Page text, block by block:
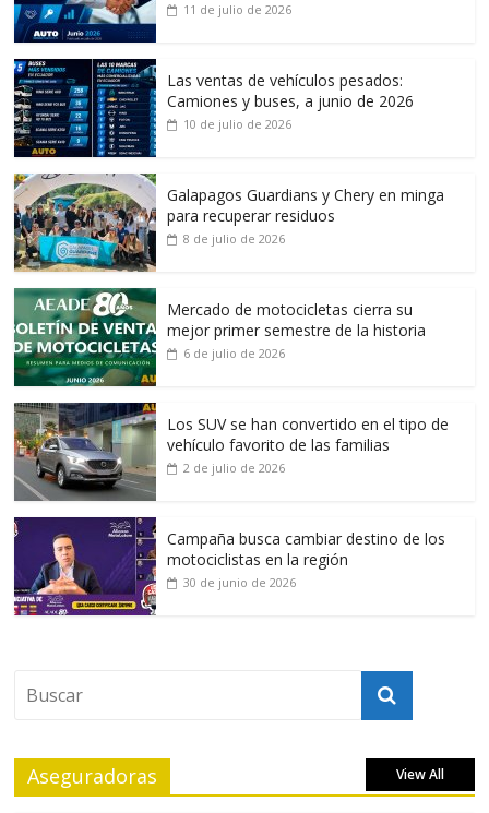
11 de julio de 2026
Las ventas de vehículos pesados:
Camiones y buses, a junio de 2026
10 de julio de 2026
Galapagos Guardians y Chery en minga
para recuperar residuos
8 de julio de 2026
Mercado de motocicletas cierra su
mejor primer semestre de la historia
6 de julio de 2026
Los SUV se han convertido en el tipo de
vehículo favorito de las familias
2 de julio de 2026
Campaña busca cambiar destino de los
motociclistas en la región
30 de junio de 2026
Aseguradoras View All